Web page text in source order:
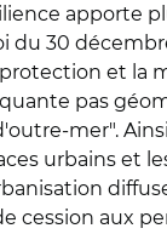
apporte
du 30
et la
pas
mer".
urbains et
cession aux